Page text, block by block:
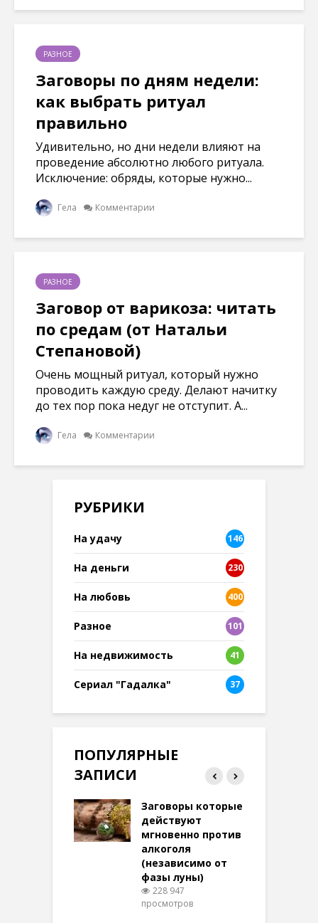
РАЗНОЕ
Заговоры по дням недели:
как выбрать ритуал
правильно
Удивительно, но дни недели влияют на
проведение абсолютно любого ритуала.
Исключение: обряды, которые нужно...
Гела Комментарии
РАЗНОЕ
Заговор от варикоза: читать
по средам (от Натальи
Степановой)
Очень мощный ритуал, который нужно
проводить каждую среду. Делают начитку
до тех пор пока недуг не отступит. А...
Гела Комментарии
РУБРИКИ
На удачу 146
На деньги 230
На любовь 400
Разное
101
8
На недвижимость 41
Сериал "Гадалка" 37
ПОПУЛЯРНЫЕ
ЗАПИСИ
Заговоры которые
действуют
мгновенно против
алкоголя
(независимо от
фазы луны)
228 947
просмотров